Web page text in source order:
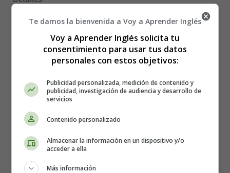
Christmas Recipes - Recetas para
Navidad en inglés
Publicado: 11 Diciembre 2025
Christmas
cooking recipes
recetas en ingles
Desserts
christmas recipes
Leer más: What People Eat at Christmas Around the
World (Beyond the Turkey) 🎄🌍
Te damos la bienvenida a Voy a Aprender Inglés
Voy a Aprender Inglés solicita tu
consentimiento para usar tus datos
personales con estos objetivos:
Publicidad personalizada, medición de contenido y
publicidad, investigación de audiencia y desarrollo de
servicios
Contenido personalizado
Almacenar la información en un dispositivo y/o
acceder a ella
Más información